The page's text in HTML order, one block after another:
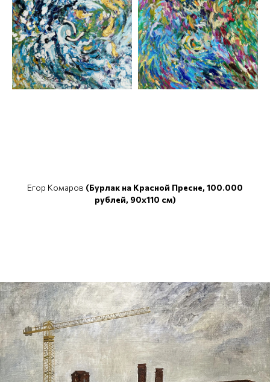
Егор Комаров (Бурлак на Красной Пресне, 100.000
рублей, 90x110 см)